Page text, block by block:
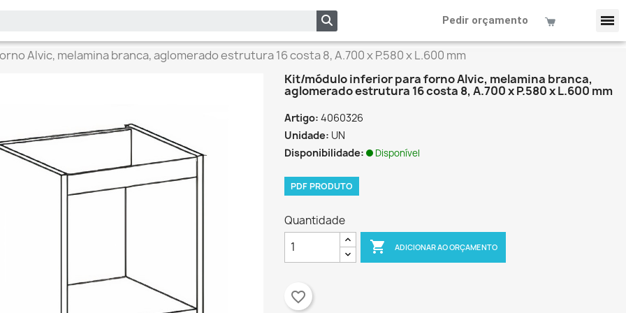
Pedir orçamento
Alvic, melamina branca, aglomerado estrutura 16 costa 8, A.700 x P.580 x L.600 mm
Kit/módulo inferior para forno Alvic, melamina branca,
aglomerado estrutura 16 costa 8, A.700 x P.580 x L.600 mm
Artigo: 4060326
Unidade: UN
Disponibilidade:
Disponível
PDF PRODUTO
Quantidade
 ADICIONAR AO ORÇAMENTO
favorite_border